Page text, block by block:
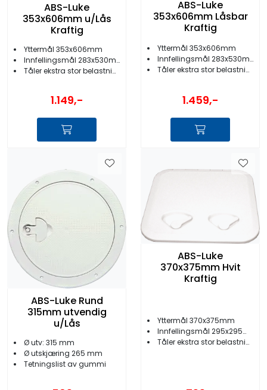
ABS-Luke
353x606mm u/Lås
Kraftig
Yttermål 353x606mm
Innfellingsmål 283x530mm
Tåler ekstra stor belastning
1.149,-
ABS-Luke
353x606mm Låsbar
Kraftig
Yttermål 353x606mm
Innfellingsmål 283x530mm
Tåler ekstra stor belastning
1.459,-
ABS-Luke Rund
315mm utvendig
u/Lås
Ø utv: 315 mm
Ø utskjæring 265 mm
Tetningslist av gummi
ABS-Luke
370x375mm Hvit
Kraftig
Yttermål 370x375mm
Innfellingsmål 295x295mm
Tåler ekstra stor belastning